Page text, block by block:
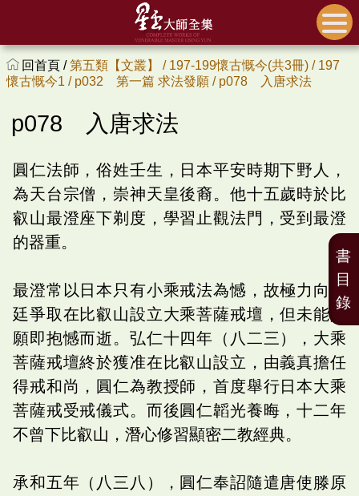
回首頁 /第五類【文叢】 / 197-199懷古慨今(共3冊) / 197
懷古慨今1 / p032 第一篇 求法發願 / p078 入唐求法
p078 入唐求法
圓仁法師，俗姓壬生，日本平安時期下野人，
為天台宗僧，崇神天皇後裔。他十五歲時於比
叡山最澄座下剃度，學習止觀法門，受到最澄
的器重。
最澄常以日本只有小乘戒法為憾，故極力向朝
廷爭取在比叡山設立大乘菩薩戒壇，但未能如
願即抱憾而逝。弘仁十四年（八二三），大乘
菩薩戒壇終於獲准在比叡山設立，由義真擔任
得戒和尚，圓仁為教授師，首度舉行日本大乘
菩薩戒受戒儀式。而後圓仁韜光養晦，十二年
不曾下比叡山，潛心修習顯密二教經典。
承和五年（八三八），圓仁奉詔隨遣唐使滕原
書
目
錄